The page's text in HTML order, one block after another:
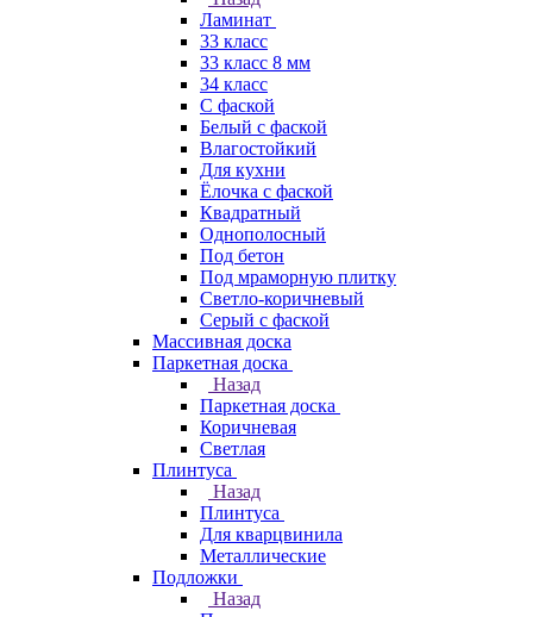
Ламинат
33 класс
33 класс 8 мм
34 класс
C фаской
Белый с фаской
Влагостойкий
Для кухни
Ёлочка с фаской
Квадратный
Однополосный
Под бетон
Под мраморную плитку
Светло-коричневый
Серый с фаской
Массивная доска
Паркетная доска
Назад
Паркетная доска
Коричневая
Светлая
Плинтуса
Назад
Плинтуса
Для кварцвинила
Металлические
Подложки
Назад